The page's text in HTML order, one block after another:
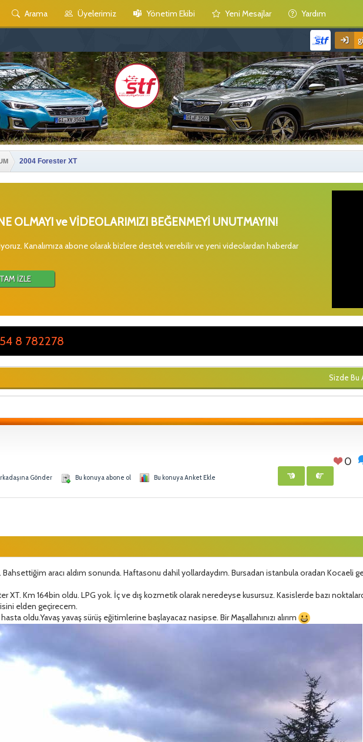
Arama Üyelerimiz Yönetim Ekibi Yeni Mesajlar Yardım
2004 Forester XT
OLMAYI ve VİDEOLARIMIZI BEĞENMEYİ UNUTMAYIN!
Kanalımıza abone olarak bizlere destek verebilir ve yeni videolardan haberdar
İZLE
8 782278
Sizde Bu
0
Gönder Bu konuya abone ol Bu konuya Anket Ekle
Bahsettiğim aracı aldım sonunda. Haftasonu dahil yollardaydım. Bursadan istanbula oradan Kocaeli
XT. Km 164bin oldu. LPG yok. İç ve dış kozmetik olarak neredeyse kusursuz. Kasislerde bazı
elden geçirecem.
oldu.Yavaş yavaş sürüş eğitimlerine başlayacaz nasipse. Bir Maşallahınızı alırım